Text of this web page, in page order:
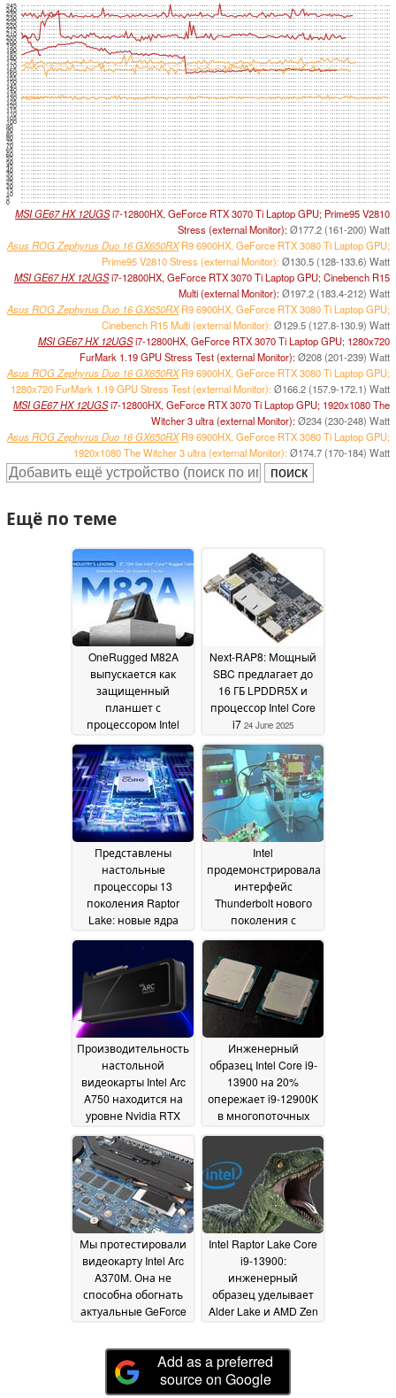
05
10
15
20
25
30
35
40
45
50
55
60
65
70
75
80
85
90
95
100
105
110
115
120
125
130
135
140
145
150
155
160
165
170
175
180
185
190
195
200
205
210
215
220
225
230
235
240
245
MSI GE67 HX 12UGSi7-12800HX, GeForce RTX 3070 Ti Laptop GPU; Prime95 V2810
Stress (external Monitor):Ø177.2 (161-200) Watt
Asus ROG Zephyrus Duo 16 GX650RXR9 6900HX, GeForce RTX 3080 Ti Laptop GPU;
Prime95 V2810 Stress (external Monitor):Ø130.5 (128-133.6) Watt
MSI GE67 HX 12UGSi7-12800HX, GeForce RTX 3070 Ti Laptop GPU; Cinebench R15
Multi (external Monitor):Ø197.2 (183.4-212) Watt
Asus ROG Zephyrus Duo 16 GX650RXR9 6900HX, GeForce RTX 3080 Ti Laptop GPU;
Cinebench R15 Multi (external Monitor):Ø129.5 (127.8-130.9) Watt
MSI GE67 HX 12UGSi7-12800HX, GeForce RTX 3070 Ti Laptop GPU; 1280x720
FurMark 1.19 GPU Stress Test (external Monitor):Ø208 (201-239) Watt
Asus ROG Zephyrus Duo 16 GX650RXR9 6900HX, GeForce RTX 3080 Ti Laptop GPU;
1280x720 FurMark 1.19 GPU Stress Test (external Monitor):Ø166.2 (157.9-172.1) Watt
MSI GE67 HX 12UGSi7-12800HX, GeForce RTX 3070 Ti Laptop GPU; 1920x1080 The
Witcher 3 ultra (external Monitor):Ø234 (230-248) Watt
Asus ROG Zephyrus Duo 16 GX650RXR9 6900HX, GeForce RTX 3080 Ti Laptop GPU;
1920x1080 The Witcher 3 ultra (external Monitor):Ø174.7 (170-184) Watt
Ещё по теме
OneRugged M82A
выпускается как
защищенный
планшет с
процессором Intel
сертификатами IP04
December 2025
Next-RAP8: Мощный
SBC предлагает до
16 ГБ LPDDR5X и
процессор Intel Core
i7 24 June 2025
Представлены
настольные
процессоры 13
поколения Raptor
Lake: новые ядра
ощутимый прирост
производительности
конкурентоспособный
ценник28 September
2022
Intel
продемонстрировала
интерфейс
Thunderbolt нового
поколения с
способностью 80
Гбит/с22 September 2022
Производительность
настольной
видеокарты Intel Arc
A750 находится на
уровне Nvidia RTX
16 July 2022
Инженерный
образец Intel Core i9-
13900 на 20%
опережает i9-12900K
в многопоточных
01
July 2022
Мы протестировали
видеокарту Intel Arc
A370M. Она не
способна обогнать
актуальные GeForce
2022
Intel Raptor Lake Core
i9-13900:
инженерный
образец уделывает
Alder Lake и AMD Zen
June 2022
Add as a preferred
source on Google